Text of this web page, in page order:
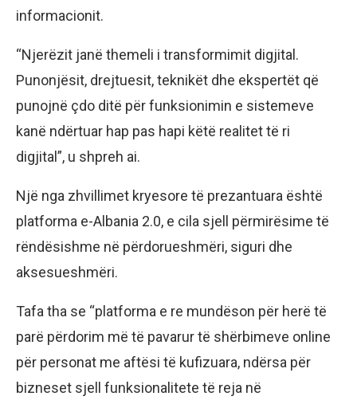
informacionit.
“Njerëzit janë themeli i transformimit digjital.
Punonjësit, drejtuesit, teknikët dhe ekspertët që
punojnë çdo ditë për funksionimin e sistemeve
kanë ndërtuar hap pas hapi këtë realitet të ri
digjital”, u shpreh ai.
Një nga zhvillimet kryesore të prezantuara është
platforma e-Albania 2.0, e cila sjell përmirësime të
rëndësishme në përdorueshmëri, siguri dhe
aksesueshmëri.
Tafa tha se “platforma e re mundëson për herë të
parë përdorim më të pavarur të shërbimeve online
për personat me aftësi të kufizuara, ndërsa për
bizneset sjell funksionalitete të reja në